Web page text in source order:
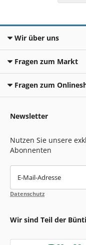
Wir über uns
Fragen zum Markt
Fragen zum
Newsletter
Nutzen Sie unsere
Abonnenten
E-Mail-Adresse
Datenschutz
Wir sind Teil der